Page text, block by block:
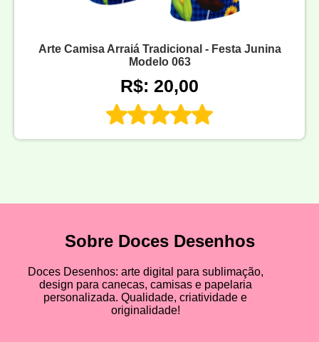
Arte Camisa Arraiá Tradicional - Festa Junina
Modelo 063
R$: 20,00
Sobre Doces Desenhos
Doces Desenhos: arte digital para sublimação,
design para canecas, camisas e papelaria
personalizada. Qualidade, criatividade e
originalidade!